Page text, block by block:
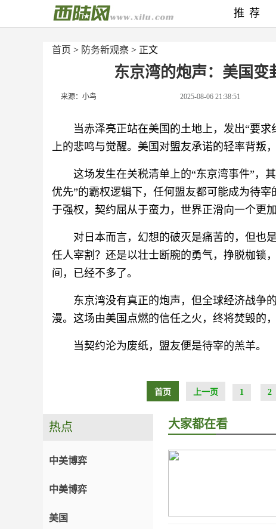
首页 > 防务新观察 > 正文
东京湾的炮声：美国变
来源：小鸟 2025-08-06 21:38:51
当赤泽亮正站在美国的土地上，发出“要
上的悲鸣与觉醒。美国对盟友承诺的轻率背叛
这场发生在关税清单上的“东京湾事件”，
优先”的霸权逻辑下，任何盟友都可能成为待
于强权，契约屈从于蛮力，世界正滑向一个更
对日本而言，幻想的破灭是痛苦的，但也
任人宰割？还是以壮士断腕的勇气，挣脱枷锁
间，已经不多了。
东京湾没有真正的炮声，但全球经济战争
漫。这场由美国点燃的信任之火，终将焚毁的
当契约沦为废纸，盟友便是待宰的羔羊。
首页 上一页 1 2
推荐
热点
中美博弈
中美博弈
美国
大家都在看